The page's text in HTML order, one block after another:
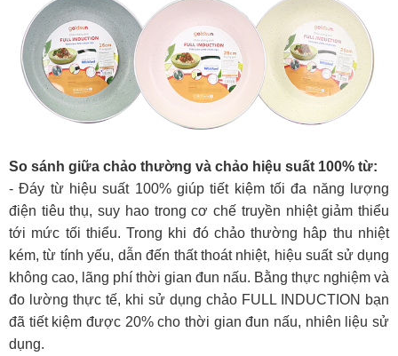
So sánh giữa chảo thường và chảo hiệu suất 100% từ:
- Đáy từ hiệu suất 100% giúp tiết kiệm tối đa năng lượng
điện tiêu thụ, suy hao trong cơ chế truyền nhiệt giảm thiểu
tới mức tối thiểu. Trong khi đó chảo thường hâp thu nhiệt
kém, từ tính yếu, dẫn đến thất thoát nhiệt, hiệu suất sử dụng
không cao, lãng phí thời gian đun nấu. Bằng thực nghiệm và
đo lường thực tế, khi sử dụng chảo FULL INDUCTION bạn
đã tiết kiệm được 20% cho thời gian đun nấu, nhiên liệu sử
dụng.